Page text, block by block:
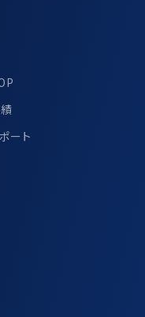
支援機関
個人情報の共
ジにて定め
新の状態に
ート